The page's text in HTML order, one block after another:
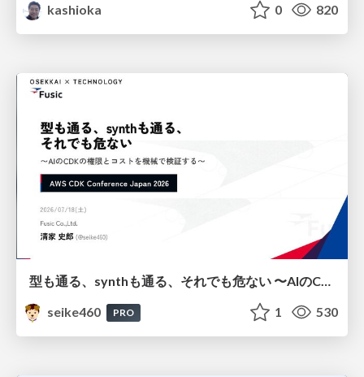
kashioka
0 820
型も通る、synthも通る、それでも危ない 〜AIのCDKの権限とコストを機械で検証する〜 / It Passes Type Checks, It Passes Synth Checks, but It’s Still Risky — Automatically Verifying Permissions and Costs in AI’s CDK —
seike460
PRO 1 530